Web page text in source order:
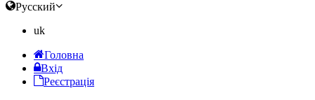
Русский
uk
Головна
Вхід
Реєстрація